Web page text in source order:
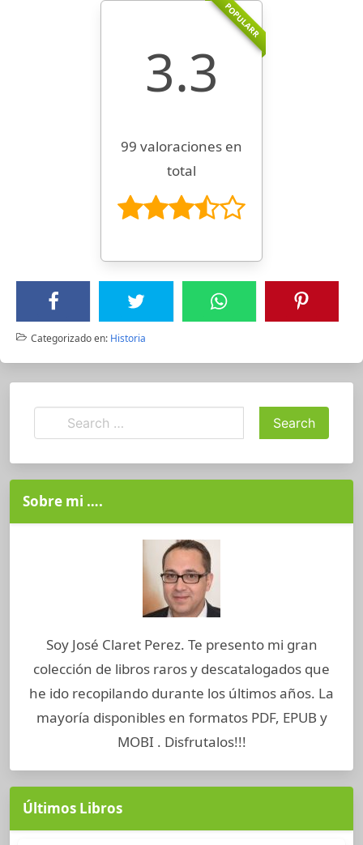
POPULARR
3.3
99 valoraciones en
total
Categorizado en: Historia
Sobre mi ….
Soy José Claret Perez. Te presento mi gran
colección de libros raros y descatalogados que
he ido recopilando durante los últimos años. La
mayoría disponibles en formatos PDF, EPUB y
MOBI . Disfrutalos!!!
Últimos Libros